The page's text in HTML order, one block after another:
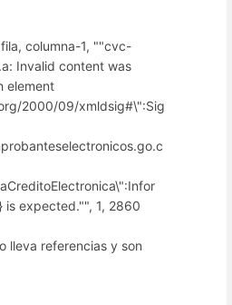
columna-1, ""cvc-
Invalid content was
element
2000/09/xmldsig#\":Sig
is expected."", 1, 2860
lleva referencias y son